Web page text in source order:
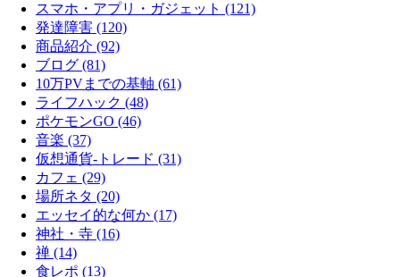
スマホ・アプリ・ガジェット (121)
発達障害 (120)
商品紹介 (92)
ブログ (81)
10万PVまでの基軸 (61)
ライフハック (48)
ポケモンGO (46)
音楽 (37)
仮想通貨-トレード (31)
カフェ (29)
場所ネタ (20)
エッセイ的な何か (17)
神社・寺 (16)
禅 (14)
食レポ (13)